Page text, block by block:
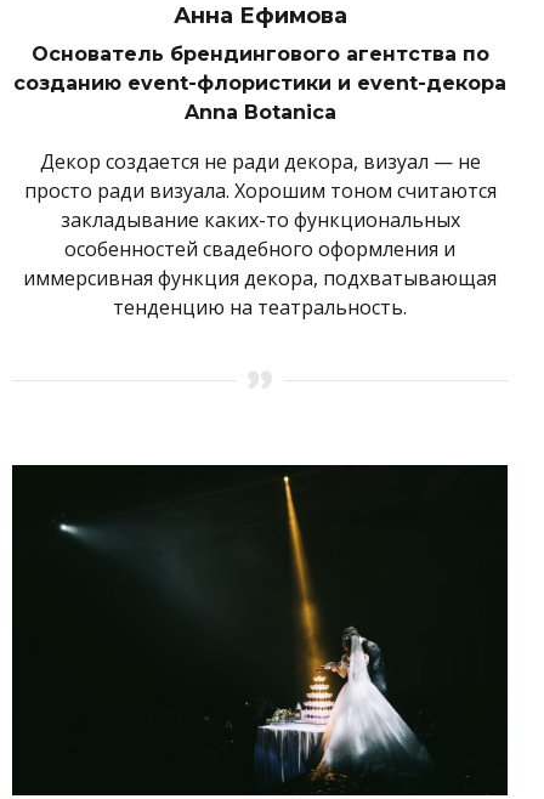
Анна Ефимова
Основатель брендингового агентства по
созданию event-флористики и event-декора
Anna Botanica
Декор создается не ради декора, визуал — не
просто ради визуала. Хорошим тоном считаются
закладывание каких-то функциональных
особенностей свадебного оформления и
иммерсивная функция декора, подхватывающая
тенденцию на театральность.